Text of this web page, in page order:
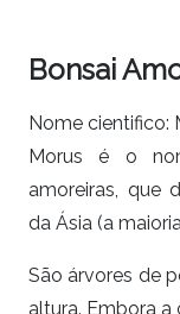
Bonsai
Nome cientifico:
Morus é o
amoreiras, que
da Ásia (a
São árvores de
altura. Embora